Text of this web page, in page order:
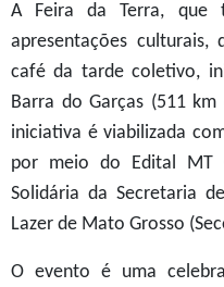
A Feira da Terra, que
apresentações culturais,
café da tarde coletivo,
Barra do Garças (511
iniciativa é viabilizada
por meio do Edital MT
Solidária da Secretaria
Lazer de Mato Grosso
O evento é uma